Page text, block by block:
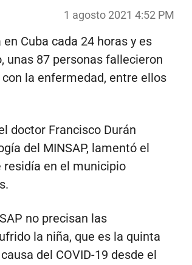
1 agosto 2021 4:52 PM
Cuba cada 24 horas y es
unas 87 personas fallecieron
la enfermedad, entre ellos
doctor Francisco Durán
del MINSAP, lamentó el
en el municipio
no precisan las
la niña, que es la quinta
del COVID-19 desde el